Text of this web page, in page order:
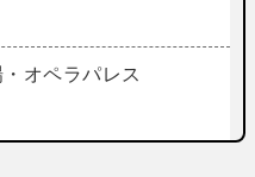
オペラパレス